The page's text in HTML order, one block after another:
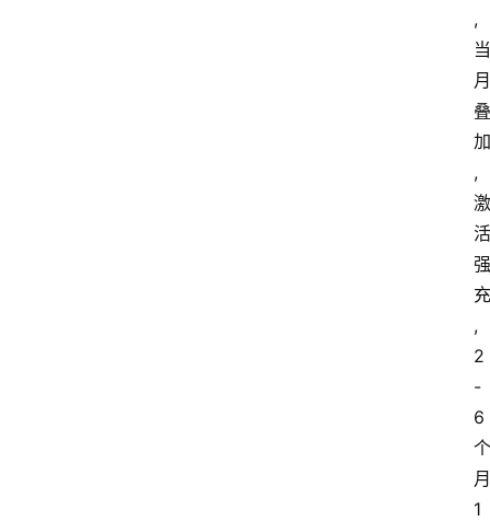
,
当
月
叠
加
,
激
活
强
充
,
2
-
6
个
月
1